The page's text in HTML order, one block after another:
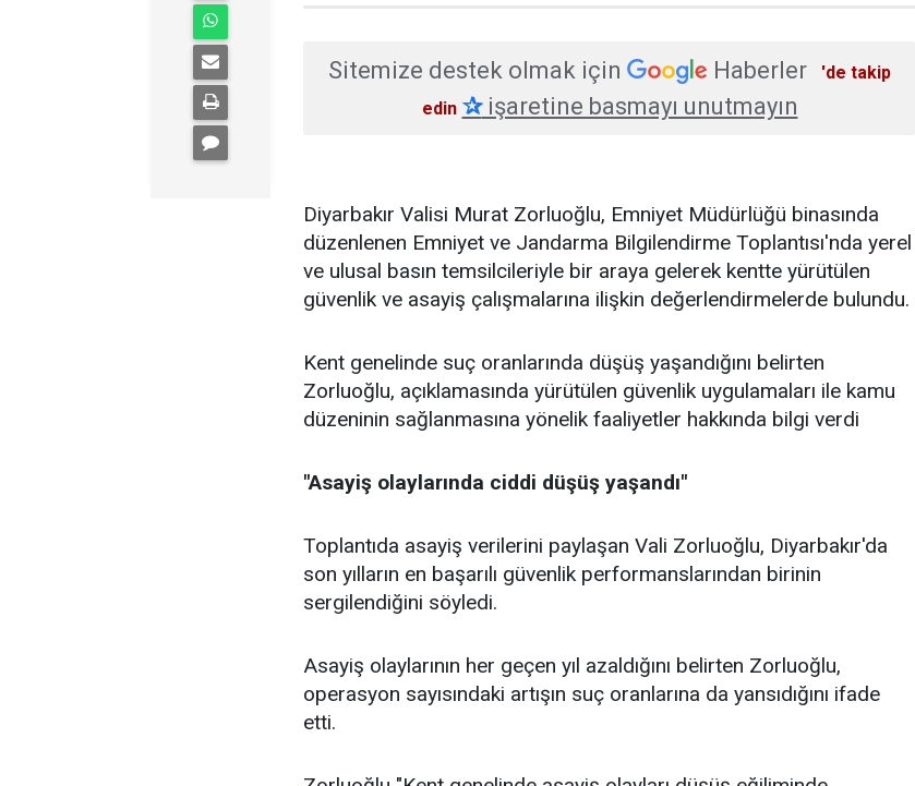
Sitemize destek olmak için Haberler
'de takip
edin ✰işaretine basmayı unutmayın
Diyarbakır Valisi Murat Zorluoğlu, Emniyet Müdürlüğü binasında
düzenlenen Emniyet ve Jandarma Bilgilendirme Toplantısı'nda yerel
ve ulusal basın temsilcileriyle bir araya gelerek kentte yürütülen
güvenlik ve asayiş çalışmalarına ilişkin değerlendirmelerde bulundu.
Kent genelinde suç oranlarında düşüş yaşandığını belirten
Zorluoğlu, açıklamasında yürütülen güvenlik uygulamaları ile kamu
düzeninin sağlanmasına yönelik faaliyetler hakkında bilgi verdi
"Asayiş olaylarında ciddi düşüş yaşandı"
Toplantıda asayiş verilerini paylaşan Vali Zorluoğlu, Diyarbakır'da
son yılların en başarılı güvenlik performanslarından birinin
sergilendiğini söyledi.
Asayiş olaylarının her geçen yıl azaldığını belirten Zorluoğlu,
operasyon sayısındaki artışın suç oranlarına da yansıdığını ifade
etti.